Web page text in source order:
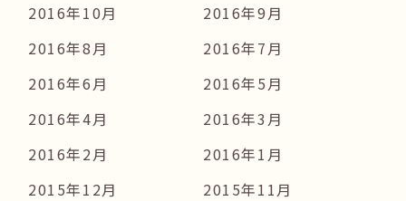
2016年10月
2016年9月
2016年8月
2016年7月
2016年6月
2016年5月
2016年4月
2016年3月
2016年2月
2016年1月
2015年12月
2015年11月